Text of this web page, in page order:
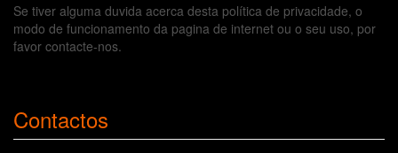
Se tiver alguma duvida acerca desta política de privacidade, o
modo de funcionamento da pagina de internet ou o seu uso, por
favor contacte-nos.
Contactos